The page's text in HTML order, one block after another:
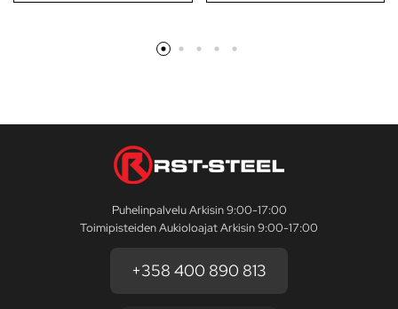
Puhelinpalvelu Arkisin 9:00-17:00
Toimipisteiden Aukioloajat Arkisin 9:00-17:00
+358 400 890 813